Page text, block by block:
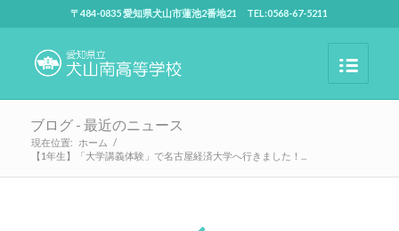
〒484-0835 愛知県犬山市蓮池2番地21 TEL:0568-67-5211
ブログ - 最近のニュース
現在位置: ホーム /
【1年生】「大学講義体験」で名古屋経済大学へ行きました！...